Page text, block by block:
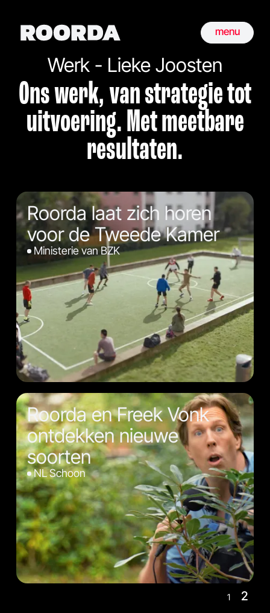
Werk - Lieke Joosten
Ons werk, van strategie tot
uitvoering. Met meetbare
resultaten.
Roorda laat zich horen
voor de Tweede Kamer
Ministerie van BZK
Roorda en Freek Vonk
ontdekken nieuwe
soorten
NL Schoon
1 2
menu